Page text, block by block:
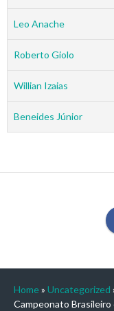
Leo Anache
Roberto Giolo
Willian Izaias
Beneides Júnior
Home » Uncategorized
Campeonato